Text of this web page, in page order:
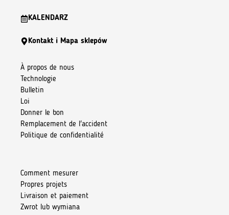
KALENDARZ
Kontakt i Mapa sklepów
À propos de nous
Technologie
Bulletin
Loi
Donner le bon
Remplacement de l'accident
Politique de confidentialité
Comment mesurer
Propres projets
Livraison et paiement
Zwrot lub wymiana